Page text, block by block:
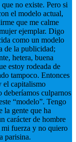
no existe. Pero si
el modelo actual,
que me calme
ejemplar. Digo
como un modelo
de la publicidad;
hetera, buena
estoy rodeada de
tampoco. Entonces
el capitalismo
deberíamos culparnos
“modelo”. Tengo
la gente que ha
carácter de hombre
fuerza y no quiero
parisina.